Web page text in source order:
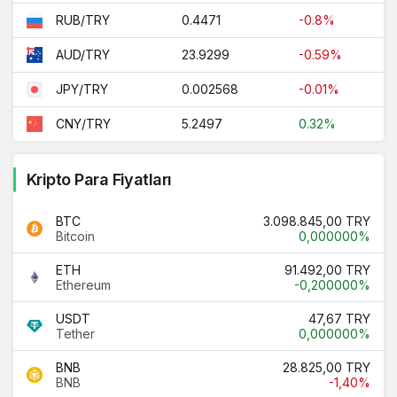
RUB/TRY 0.4471 -0.8%
AUD/TRY 23.9299 -0.59%
JPY/TRY 0.002568 -0.01%
CNY/TRY 5.2497 0.32%
Kripto Para Fiyatları
BTC
Bitcoin
3.098.845,00 TRY
0,000000%
ETH
Ethereum
91.492,00 TRY
-0,200000%
USDT
Tether
47,67 TRY
0,000000%
BNB
BNB
28.825,00 TRY
-1,40%